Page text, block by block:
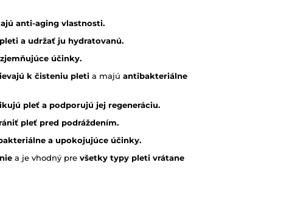
anti-aging vlastnosti.
a udržať ju hydratovanú.
účinky.
k čisteniu pleti a majú antibakteriálne
pleť a podporujú jej regeneráciu.
pleť pred podráždením.
a upokojujúce účinky.
a je vhodný pre všetky typy pleti vrátane